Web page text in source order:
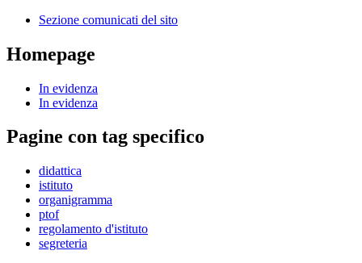
Sezione comunicati del sito
Homepage
In evidenza
In evidenza
Pagine con tag specifico
didattica
istituto
organigramma
ptof
regolamento d'istituto
segreteria